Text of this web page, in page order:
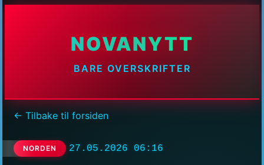
NOVANYTT
BARE OVERSKRIFTER
← Tilbake til forsiden
NORDEN 27.05.2026 06:16